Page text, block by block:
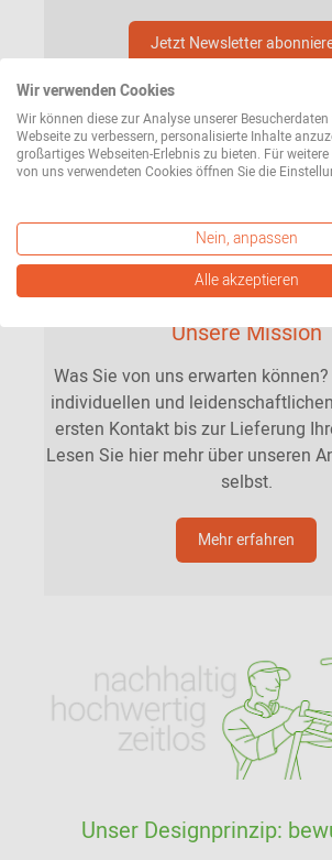
Jetzt Newsletter
Unsere Mission
Was Sie von uns erwarten
individuellen und
ersten Kontakt bis zur Lieferung
Lesen Sie hier mehr über unseren
selbst.
Mehr erfahren
Unser Designprinzip:
Wir verwenden Cookies
Wir können diese zur Analyse unserer
Webseite zu verbessern, personalisierte Inhalte
großartiges Webseiten-Erlebnis zu bieten. Für
von uns verwendeten Cookies öffnen Sie die
Nein, anpassen
Alle akzeptieren